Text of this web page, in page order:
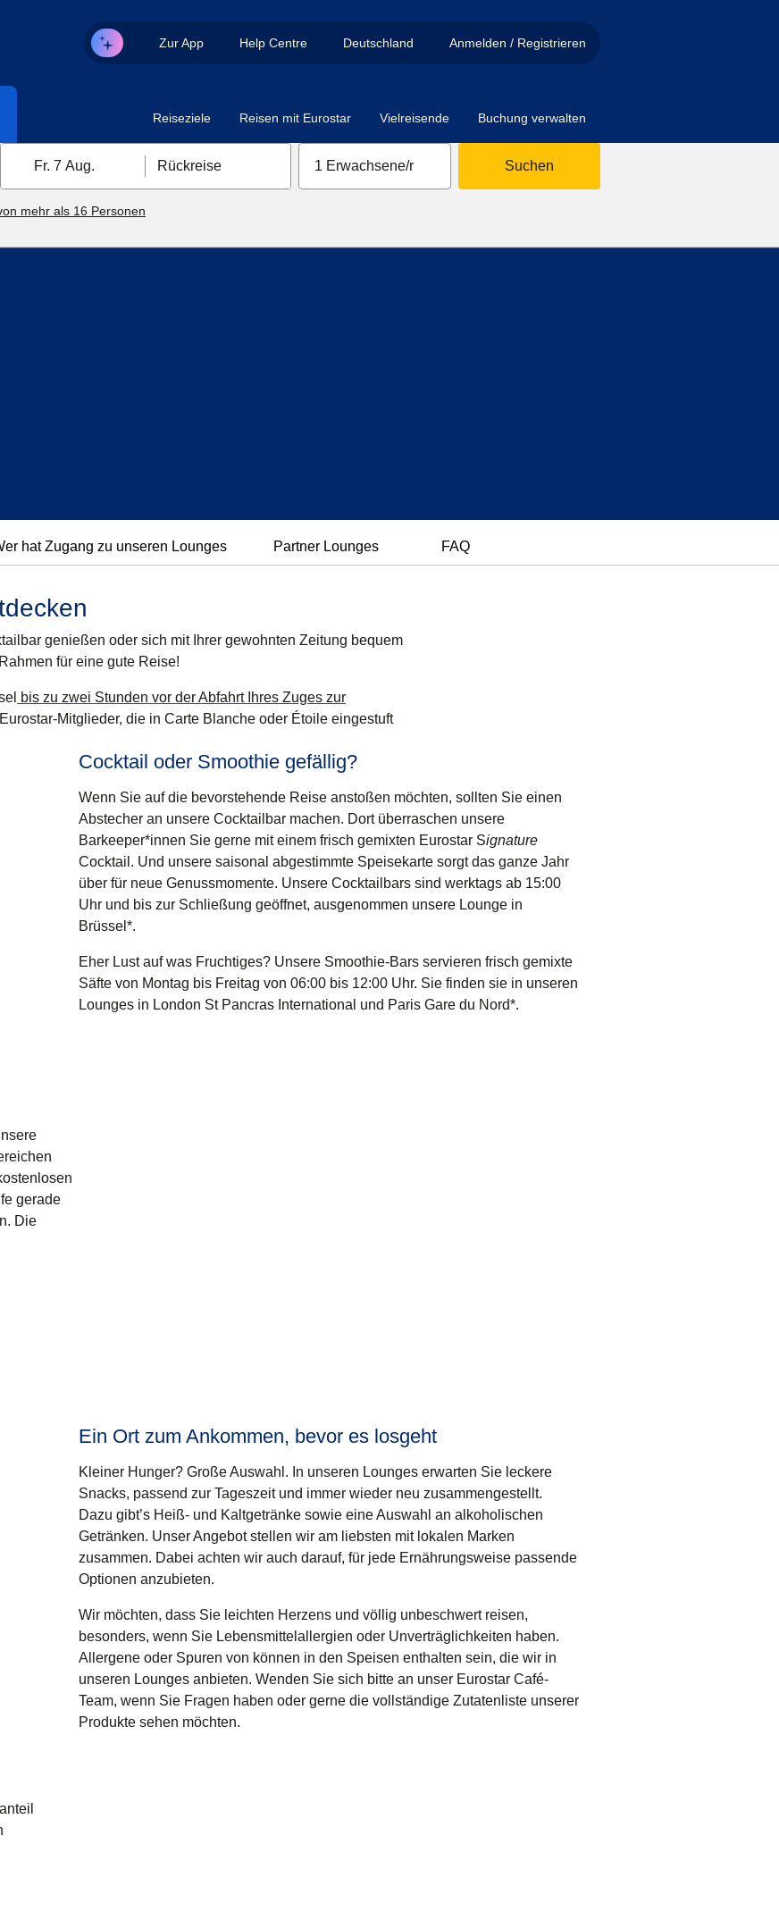
Zur App Help Centre Deutschland Anmelden / Registrieren
Reiseziele Reisen mit Eurostar Vielreisende Buchung verwalten
Fr. 7 Aug. Rückreise 1 Erwachsene/r Suchen
mehr als 16 Personen
hat Zugang zu unseren Lounges Partner Lounges FAQ
genießen oder sich mit Ihrer gewohnten Zeitung bequem
für eine gute Reise!
bis zu zwei Stunden vor der Abfahrt Ihres Zuges zur
Mitglieder, die in Carte Blanche oder Étoile eingestuft
Cocktail oder Smoothie gefällig?
Wenn Sie auf die bevorstehende Reise anstoßen möchten, sollten Sie einen
Abstecher an unsere Cocktailbar machen. Dort überraschen unsere
Barkeeper*innen Sie gerne mit einem frisch gemixten Eurostar Signature
Cocktail. Und unsere saisonal abgestimmte Speisekarte sorgt das ganze Jahr
über für neue Genussmomente. Unsere Cocktailbars sind werktags ab 15:00
Uhr und bis zur Schließung geöffnet, ausgenommen unsere Lounge in
Brüssel*.
Eher Lust auf was Fruchtiges? Unsere Smoothie-Bars servieren frisch gemixte
Säfte von Montag bis Freitag von 06:00 bis 12:00 Uhr. Sie finden sie in unseren
Lounges in London St Pancras International und Paris Gare du Nord*.
gerade
Die
Ein Ort zum Ankommen, bevor es losgeht
Kleiner Hunger? Große Auswahl. In unseren Lounges erwarten Sie leckere
Snacks, passend zur Tageszeit und immer wieder neu zusammengestellt.
Dazu gibt’s Heiß- und Kaltgetränke sowie eine Auswahl an alkoholischen
Getränken. Unser Angebot stellen wir am liebsten mit lokalen Marken
zusammen. Dabei achten wir auch darauf, für jede Ernährungsweise passende
Optionen anzubieten.
Wir möchten, dass Sie leichten Herzens und völlig unbeschwert reisen,
besonders, wenn Sie Lebensmittelallergien oder Unverträglichkeiten haben.
Allergene oder Spuren von können in den Speisen enthalten sein, die wir in
unseren Lounges anbieten. Wenden Sie sich bitte an unser Eurostar Café-
Team, wenn Sie Fragen haben oder gerne die vollständige Zutatenliste unserer
Produkte sehen möchten.